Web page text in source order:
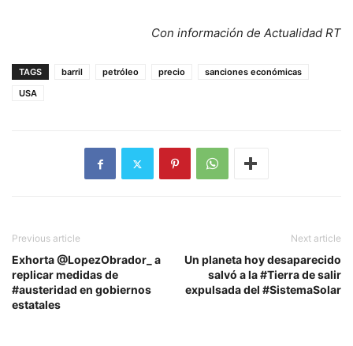
Con información de Actualidad RT
TAGS barril petróleo precio
sanciones económicas
USA
Previous article
Exhorta @LopezObrador_ a
replicar medidas de
#austeridad en gobiernos
estatales
Next article
Un planeta hoy desaparecido
salvó a la #Tierra de salir
expulsada del #SistemaSolar